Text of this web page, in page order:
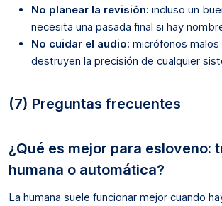
No planear la revisión: incluso un
necesita una pasada final si hay
No cuidar el audio: micrófonos
destruyen la precisión de cualquier
(7) Preguntas frecuentes
¿Qué es mejor para esloveno:
humana o automática?
La humana suele funcionar mejor cuando